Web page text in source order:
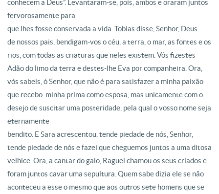
conhecem a Deus”. Levantaram-se, pois, ambos e oraram juntos
fervorosamente para
que lhes fosse conservada a vida. Tobias disse, Senhor, Deus
de nossos pais, bendigam-vos o céu, a terra, o mar, as fontes e os
rios, com todas as criaturas que neles existem. Vós fizestes
Adão do limo da terra e destes-lhe Eva por companheira. Ora,
vós sabeis, ó Senhor, que não é para satisfazer a minha paixão
que recebo minha prima como esposa, mas unicamente com o
desejo de suscitar uma posteridade, pela qual o vosso nome seja
eternamente
bendito. E Sara acrescentou, tende piedade de nós, Senhor,
tende piedade de nós e fazei que cheguemos juntos a uma ditosa
velhice. Ora, a cantar do galo, Raguel chamou os seus criados e
foram juntos cavar uma sepultura. Quem sabe dizia ele se não
aconteceu a esse o mesmo que aos outros sete homens que se